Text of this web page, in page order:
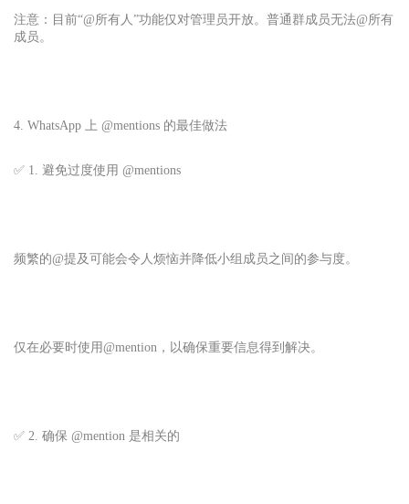
注意：目前“@所有人”功能仅对管理员开放。普通群成员无法@所有
成员。
4. WhatsApp 上 @mentions 的最佳做法
✅ 1. 避免过度使用 @mentions
频繁的@提及可能会令人烦恼并降低小组成员之间的参与度。
仅在必要时使用@mention，以确保重要信息得到解决。
✅ 2. 确保 @mention 是相关的